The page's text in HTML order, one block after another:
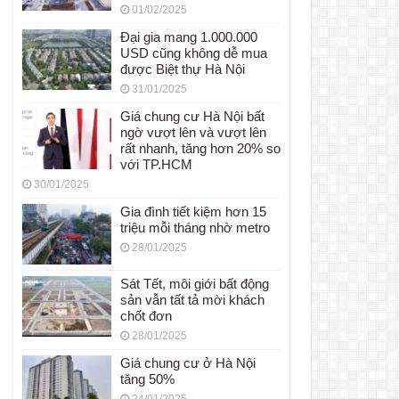
01/02/2025
Đại gia mang 1.000.000
USD cũng không dễ mua
được Biệt thự Hà Nội
31/01/2025
Giá chung cư Hà Nội bất
ngờ vượt lên và vượt lên
rất nhanh, tăng hơn 20% so
với TP.HCM
30/01/2025
Gia đình tiết kiệm hơn 15
triệu mỗi tháng nhờ metro
28/01/2025
Sát Tết, môi giới bất động
sản vẫn tất tả mời khách
chốt đơn
28/01/2025
Giá chung cư ở Hà Nội
tăng 50%